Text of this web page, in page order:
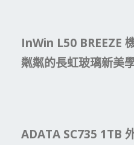
InWin L50 BREEZE
粼粼的長虹玻璃新美
ADATA SC735 1TB